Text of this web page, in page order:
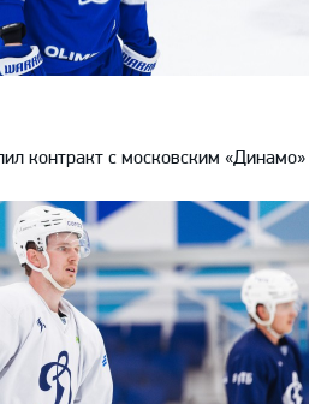
контракт с московским «Динамо»